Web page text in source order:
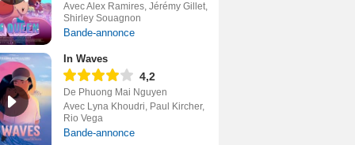
Avec Alex Ramires, Jérémy Gillet,
Shirley Souagnon
Bande-annonce
In Waves
4,2
De Phuong Mai Nguyen
Avec Lyna Khoudri, Paul Kircher,
Rio Vega
Bande-annonce